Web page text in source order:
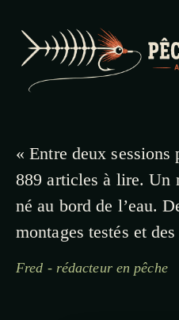
« Entre deux
889 articles à lire. Un
né au bord de l’eau.
montages testés et
Fred - rédacteur en pêche